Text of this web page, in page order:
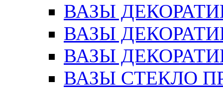
ВАЗЫ
ВАЗЫ
ВАЗЫ
ВАЗЫ СТЕКЛО